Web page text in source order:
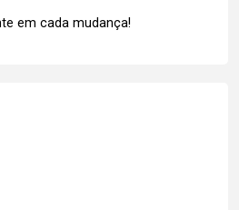
em cada mudança!